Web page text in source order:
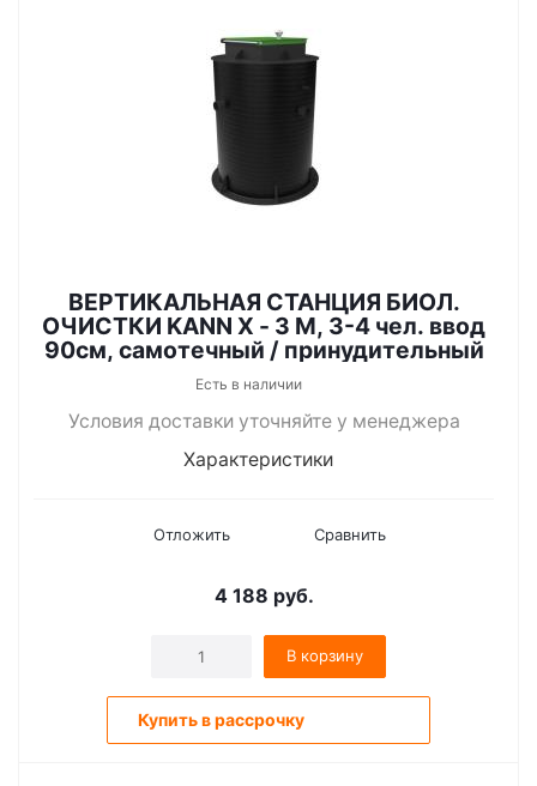
ВЕРТИКАЛЬНАЯ СТАНЦИЯ БИОЛ.
ОЧИСТКИ KANN X - 3 M, 3-4 чел. ввод
90см, самотечный / принудительный
Есть в наличии
Условия доставки уточняйте у менеджера
Характеристики
Отложить Сравнить
4 188 руб.
В корзину
Купить в рассрочку